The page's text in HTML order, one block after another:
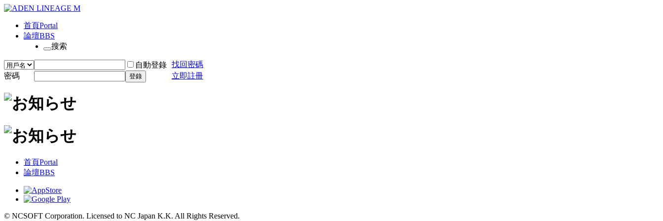
首頁Portal
論壇BBS
搜索
自動登錄 找回密碼
密碼
登錄 立即註冊
首頁Portal
論壇BBS
© NCSOFT Corporation. Licensed to NC Japan K.K. All Rights Reserved.